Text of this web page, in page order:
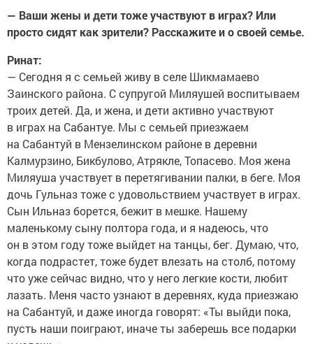
— Ваши жены и дети тоже участвуют в играх? Или
просто сидят как зрители? Расскажите и о своей семье.
Ринат:
— Сегодня я с семьей живу в селе Шикмамаево
Заинского района. С супругой Миляушей воспитываем
троих детей. Да, и жена, и дети активно участвуют
в играх на Сабантуе. Мы с семьей приезжаем
на Сабантуй в Мензелинском районе в деревни
Калмурзино, Бикбулово, Атрякле, Топасево. Моя жена
Миляуша участвует в перетягивании палки, в беге. Моя
дочь Гульназ тоже с удовольствием участвует в играх.
Сын Ильназ борется, бежит в мешке. Нашему
маленькому сыну полтора года, и я надеюсь, что
он в этом году тоже выйдет на танцы, бег. Думаю, что,
когда подрастет, тоже будет влезать на столб, потому
что уже сейчас видно, что у него легкие кости, любит
лазать. Меня часто узнают в деревнях, куда приезжаю
на Сабантуй, и даже иногда говорят: «Ты выйди пока,
пусть наши поиграют, иначе ты заберешь все подарки